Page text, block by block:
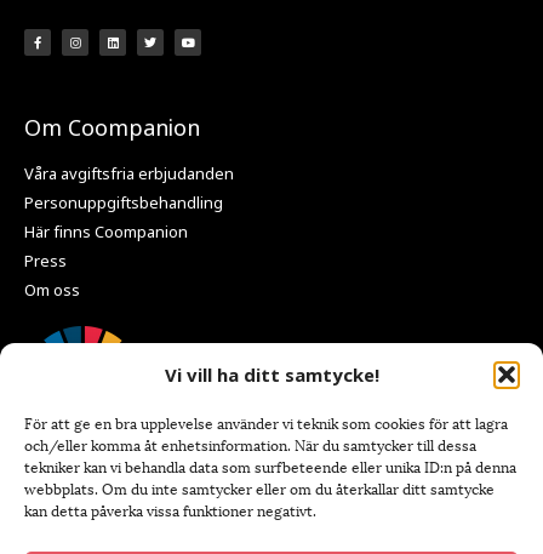
Vi vill ha ditt samtycke!
För att ge en bra upplevelse använder vi teknik som cookies för att lagra
och/eller komma åt enhetsinformation. När du samtycker till dessa
tekniker kan vi behandla data som surfbeteende eller unika ID:n på denna
webbplats. Om du inte samtycker eller om du återkallar ditt samtycke
kan detta påverka vissa funktioner negativt.
Om Coompanion
Våra avgiftsfria erbjudanden
Personuppgiftsbehandling
Här finns Coompanion
Press
Om oss
Kontaktuppgifter